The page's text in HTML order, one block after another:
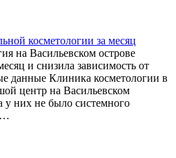
косметологии за месяц
на Васильевском острове
и снизила зависимость от
данные Клиника косметологии в
центр на Васильевском
у них не было системного